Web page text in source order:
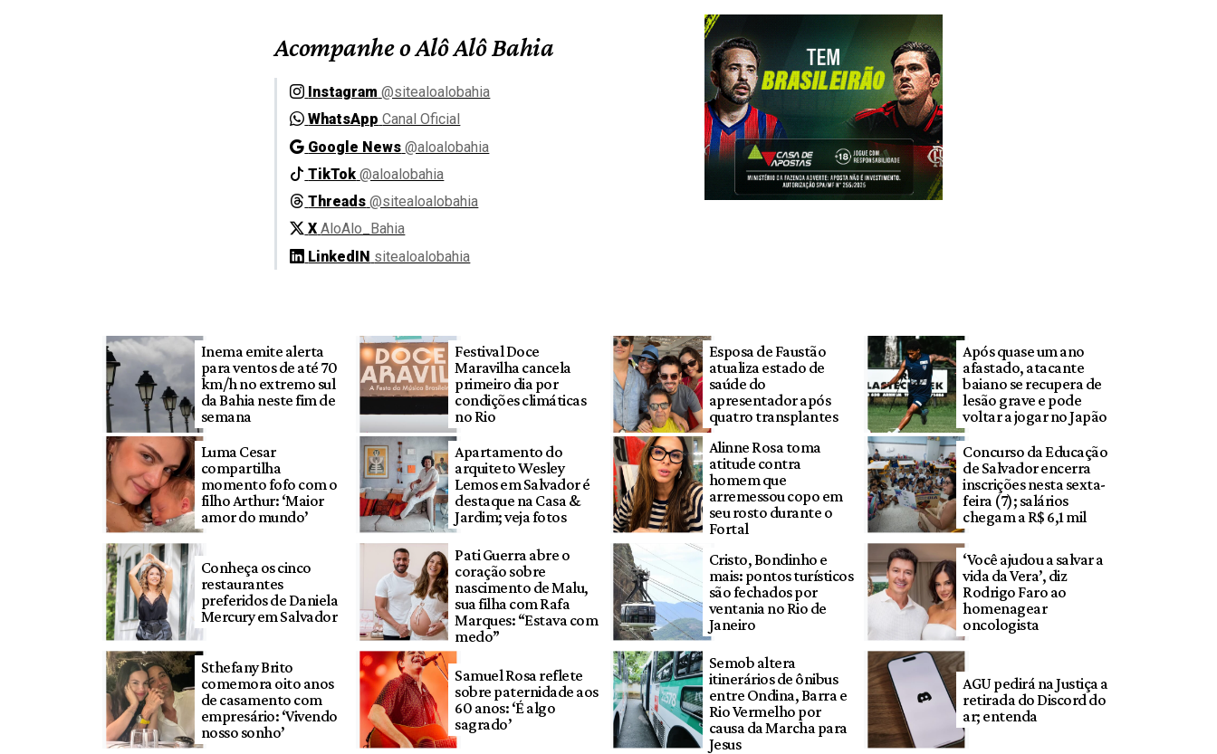
Acompanhe o Alô Alô Bahia
Instagram @sitealoalobahia
WhatsApp Canal Oficial
Google News @aloalobahia
TikTok @aloalobahia
Threads @sitealoalobahia
X AloAlo_Bahia
LinkedIN sitealoalobahia
Inema emite alerta
para ventos de até 70
km/h no extremo sul
da Bahia neste fim de
semana
Festival Doce
Maravilha cancela
primeiro dia por
condições climáticas
no Rio
Esposa de Faustão
atualiza estado de
saúde do
apresentador após
quatro transplantes
Após quase um ano
afastado, atacante
baiano se recupera de
lesão grave e pode
voltar a jogar no Japão
Luma Cesar
compartilha
momento fofo com o
filho Arthur: ‘Maior
amor do mundo’
Apartamento do
arquiteto Wesley
Lemos em Salvador é
destaque na Casa &
Jardim; veja fotos
Alinne Rosa toma
atitude contra
homem que
arremessou copo em
seu rosto durante o
Fortal
Concurso da Educação
de Salvador encerra
inscrições nesta sexta-
feira (7); salários
chegam a R$ 6,1 mil
Conheça os cinco
restaurantes
preferidos de Daniela
Mercury em Salvador
Pati Guerra abre o
coração sobre
nascimento de Malu,
sua filha com Rafa
Marques: “Estava com
medo”
Cristo, Bondinho e
mais: pontos turísticos
são fechados por
ventania no Rio de
Janeiro
‘Você ajudou a salvar a
vida da Vera’, diz
Rodrigo Faro ao
homenagear
oncologista
Sthefany Brito
comemora oito anos
de casamento com
empresário: ‘Vivendo
nosso sonho’
Samuel Rosa reflete
sobre paternidade aos
60 anos: ‘É algo
sagrado’
Semob altera
itinerários de ônibus
entre Ondina, Barra e
Rio Vermelho por
causa da Marcha para
Jesus
AGU pedirá na Justiça a
retirada do Discord do
ar; entenda